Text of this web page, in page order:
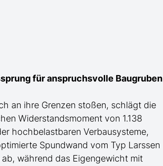
für anspruchsvolle Baugruben
an ihre Grenzen stoßen, schlägt die
Widerstandsmoment von 1.138
hochbelastbaren Verbausysteme,
Spundwand vom Typ Larssen
während das Eigengewicht mit